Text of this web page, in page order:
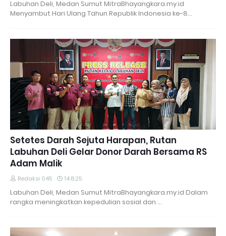
Labuhan Deli, Medan Sumut MitraBhayangkara.my.id
Menyambut Hari Ulang Tahun Republik Indonesia ke-8…
Setetes Darah Sejuta Harapan, Rutan
Labuhan Deli Gelar Donor Darah Bersama RS
Adam Malik
Redaksi 045 14.8.25
Labuhan Deli, Medan Sumut MitraBhayangkara.my.id Dalam
rangka meningkatkan kepedulian sosial dan …